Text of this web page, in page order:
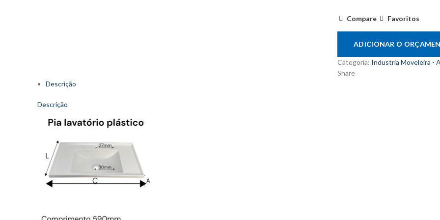
Compare Favoritos
ADICIONAR O
Categoria: Industria Moveleira -
Share
Descrição
Descrição